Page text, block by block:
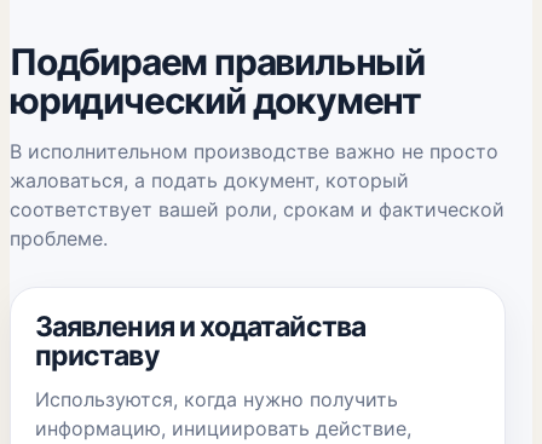
Подбираем правильный
юридический документ
В исполнительном производстве важно не просто
жаловаться, а подать документ, который
соответствует вашей роли, срокам и фактической
проблеме.
Заявления и ходатайства
приставу
Используются, когда нужно получить
информацию, инициировать действие,